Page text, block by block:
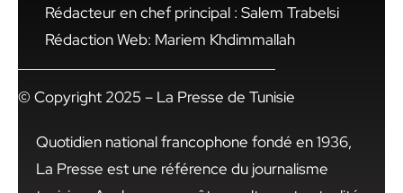
Rédacteur en chef principal : Salem Trabelsi
Rédaction Web: Mariem Khdimmallah
© Copyright 2025 – La Presse de Tunisie
Quotidien national francophone fondé en 1936,
La Presse est une référence du journalisme